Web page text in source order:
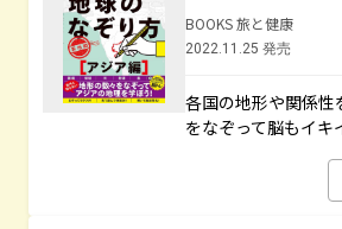
BOOKS 旅と健康
2022.11.25 発売
各国の地形や関係性
をなぞって脳もイキ